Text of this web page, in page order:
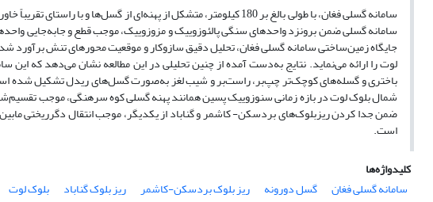
سامانه گسلی فغان، با طولی بالغ ‌بر 180 کیلومتر، متشکل از پهنه‌ای از
سامانه گسلی ضمن برونزد واحدهای سنگی پالئوزوییک و مزوزوییک، موجب قطع و جابه‌جایی
جایگاه زمین‌ساختی سامانه گسلی فغان، تحلیل دقیق سازوکار و موقعیت محورهای تنش
لوت را ارائه می‌نماید. نتایج به‌دست آمده از چنین تحلیلی در این مطالعه نشان می‌دهد که این
باختری و گسله‌های کوچک‌تر چپ‌بر، راست‌بر و شیب لغز به‌صورت گسل‌های ریدل تشکیل شده
شمال بلوک لوت در بازه زمانی سنوزوییک پسین همانند پهنه گسلی کوه سرهنگی، موجب
ضمن جدا کردن ریزبلوک‌های بردسکن- کاشمر و گناباد از یکدیگر، موجب انتقال دگرریختی
است.
کلیدواژه‌ها
سامانه گسلی فغان
گسل دورونه ریز بلوک بردسکن-کاشمر ریز بلوک گناباد بلوک لوت